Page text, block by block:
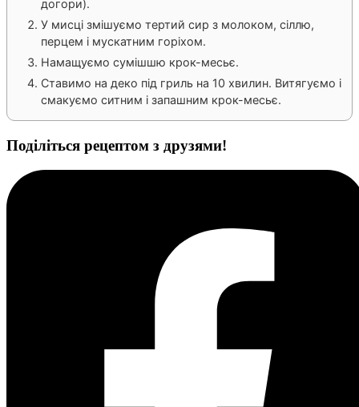
догори).
У мисці змішуємо тертий сир з молоком, сіллю,
перцем і мускатним горіхом.
Намащуємо сумішшю крок-месьє.
Ставимо на деко під гриль на 10 хвилин. Витягуємо і
смакуємо ситним і запашним крок-месьє.
Поділіться рецептом з друзями!